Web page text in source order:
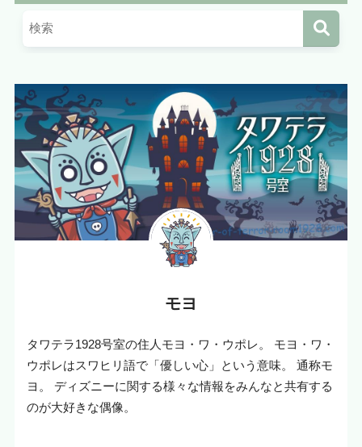
モヨ
タワテラ1928号室の住人モヨ・ワ・ウポレ。 モヨ・ワ・
ウポレはスワヒリ語で「優しい心」という意味。 通称モ
ヨ。 ディズニーに関する様々な情報をみんなと共有する
のが大好きな偶像。